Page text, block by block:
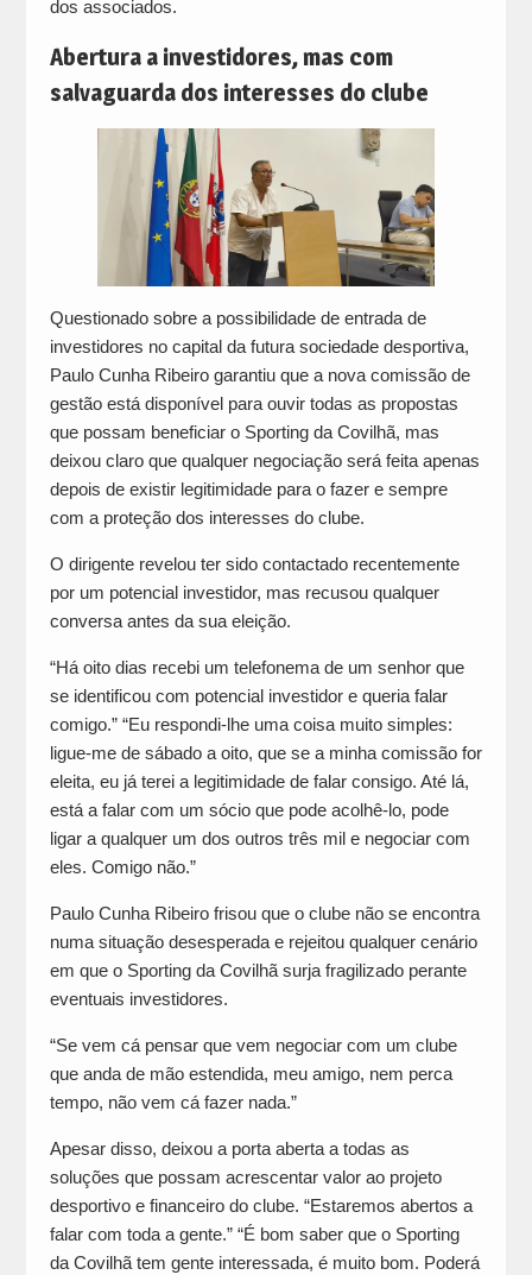
dos associados.
Abertura a investidores, mas com
salvaguarda dos interesses do clube
Questionado sobre a possibilidade de entrada de
investidores no capital da futura sociedade desportiva,
Paulo Cunha Ribeiro garantiu que a nova comissão de
gestão está disponível para ouvir todas as propostas
que possam beneficiar o Sporting da Covilhã, mas
deixou claro que qualquer negociação será feita apenas
depois de existir legitimidade para o fazer e sempre
com a proteção dos interesses do clube.
O dirigente revelou ter sido contactado recentemente
por um potencial investidor, mas recusou qualquer
conversa antes da sua eleição.
“Há oito dias recebi um telefonema de um senhor que
se identificou com potencial investidor e queria falar
comigo.” “Eu respondi-lhe uma coisa muito simples:
ligue-me de sábado a oito, que se a minha comissão for
eleita, eu já terei a legitimidade de falar consigo. Até lá,
está a falar com um sócio que pode acolhê-lo, pode
ligar a qualquer um dos outros três mil e negociar com
eles. Comigo não.”
Paulo Cunha Ribeiro frisou que o clube não se encontra
numa situação desesperada e rejeitou qualquer cenário
em que o Sporting da Covilhã surja fragilizado perante
eventuais investidores.
“Se vem cá pensar que vem negociar com um clube
que anda de mão estendida, meu amigo, nem perca
tempo, não vem cá fazer nada.”
Apesar disso, deixou a porta aberta a todas as
soluções que possam acrescentar valor ao projeto
desportivo e financeiro do clube. “Estaremos abertos a
falar com toda a gente.” “É bom saber que o Sporting
da Covilhã tem gente interessada, é muito bom. Poderá